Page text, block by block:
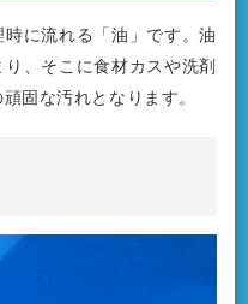
に流れる「油」です。油
、そこに食材カスや洗剤
固な汚れとなります。